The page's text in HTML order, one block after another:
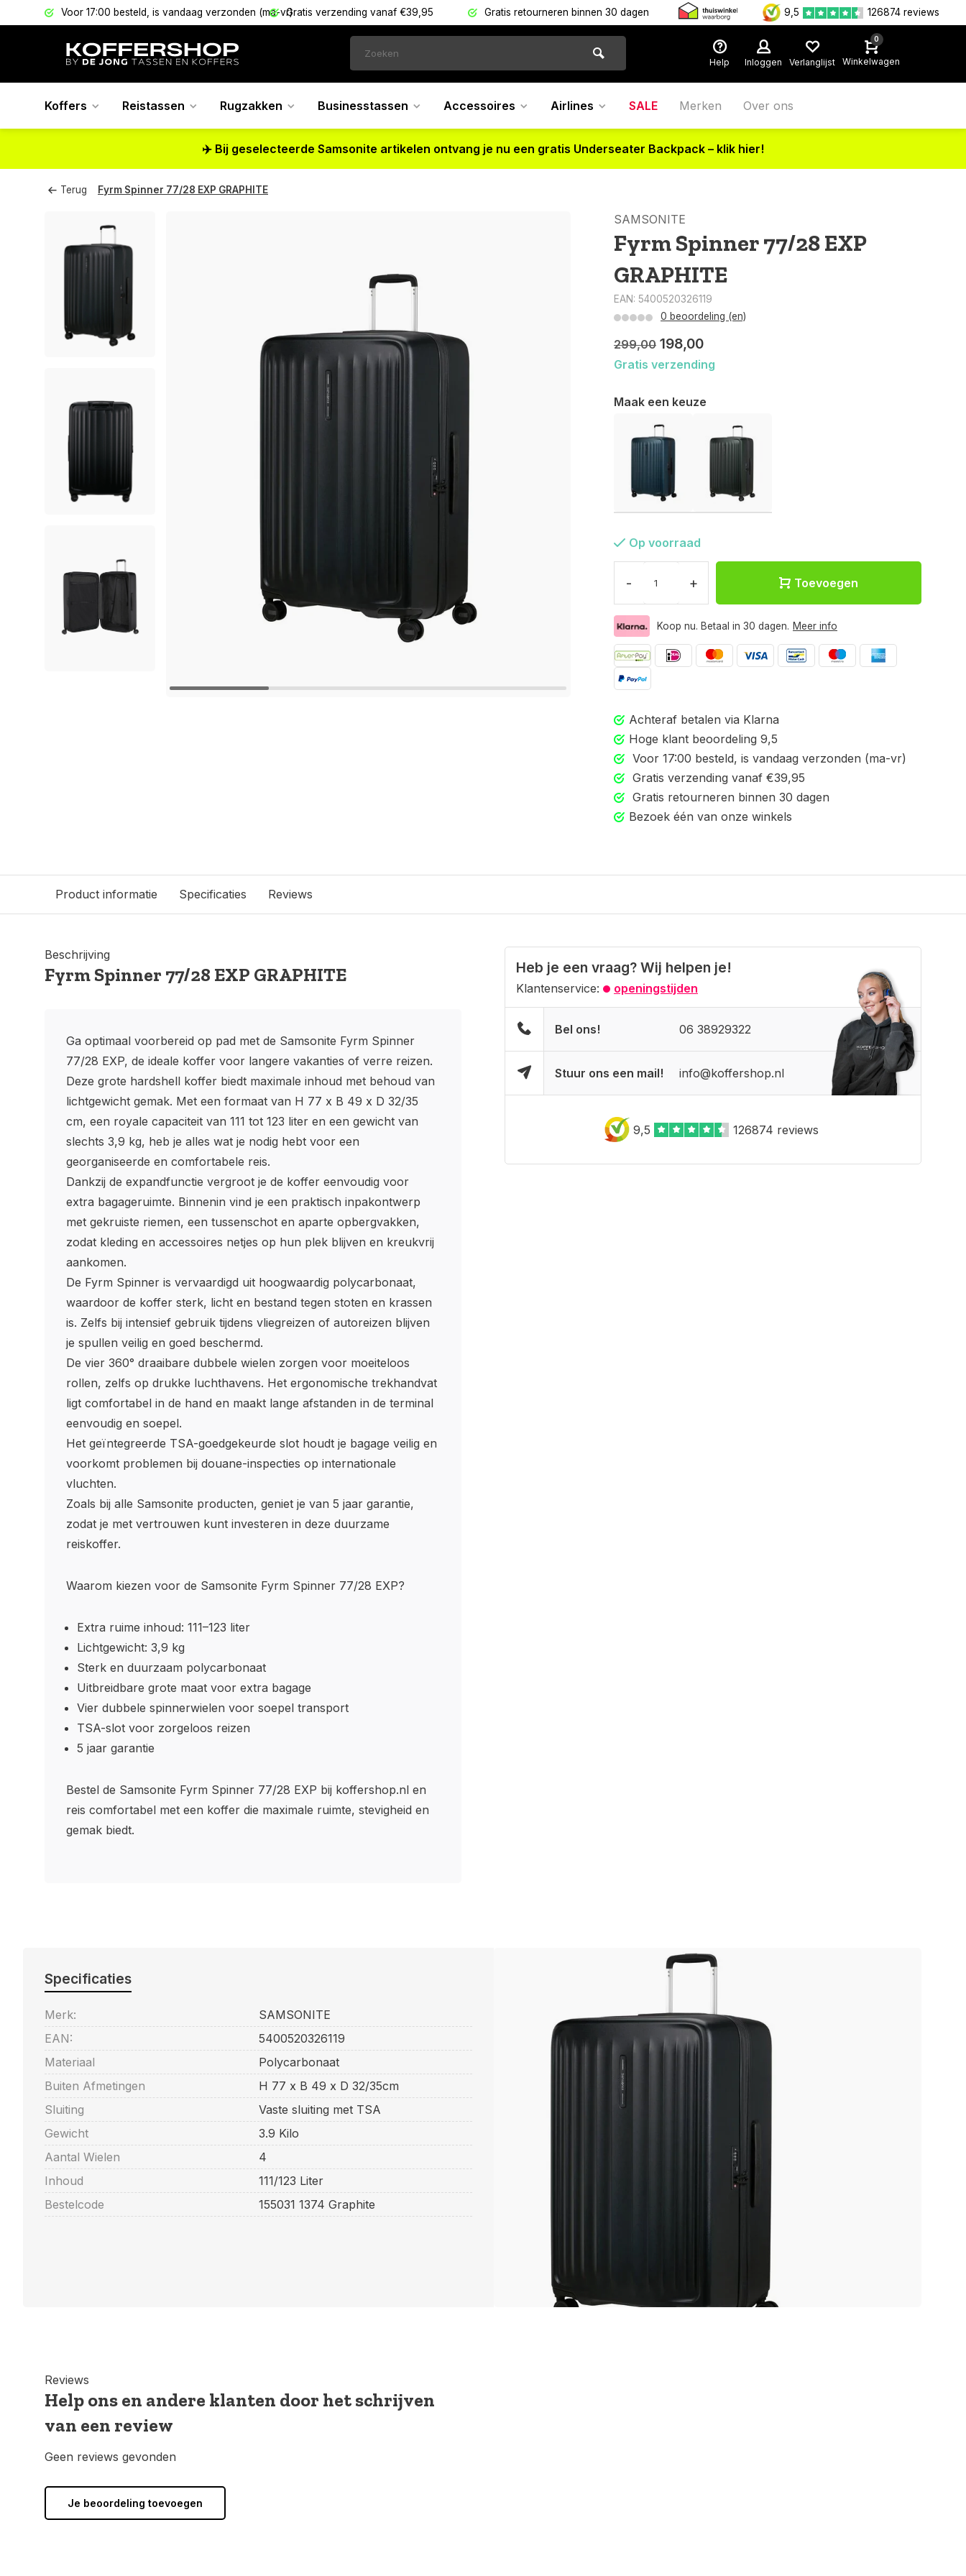
Voor 17:00 besteld, is vandaag verzonden (ma-vr)Gratis verzending vanaf €39,95 Gratis retourneren binnen 30 dagen 9,5 126874 reviews
Help Inloggen Verlanglijst
0
Winkelwagen
Koffers Reistassen Rugzakken Businesstassen Accessoires Airlines SALE Merken Over ons
✈️ Bij geselecteerde Samsonite artikelen ontvang je nu een gratis Underseater Backpack – klik hier!
Terug Fyrm Spinner 77/28 EXP GRAPHITE
SAMSONITE
Fyrm Spinner 77/28 EXP
GRAPHITE
EAN: 5400520326119
0 beoordeling (en)
299,00 198,00
Gratis verzending
Maak een keuze
Op voorraad
- + Toevoegen
Koop nu. Betaal in 30 dagen. Meer info
Achteraf betalen via Klarna
Hoge klant beoordeling 9,5
Voor 17:00 besteld, is vandaag verzonden (ma-vr)
Gratis verzending vanaf €39,95
Gratis retourneren binnen 30 dagen
Bezoek één van onze winkels
Product informatie Specificaties Reviews
Beschrijving
Fyrm Spinner 77/28 EXP GRAPHITE
Ga optimaal voorbereid op pad met de Samsonite Fyrm Spinner
77/28 EXP, de ideale koffer voor langere vakanties of verre reizen.
Deze grote hardshell koffer biedt maximale inhoud met behoud van
lichtgewicht gemak. Met een formaat van H 77 x B 49 x D 32/35
cm, een royale capaciteit van 111 tot 123 liter en een gewicht van
slechts 3,9 kg, heb je alles wat je nodig hebt voor een
georganiseerde en comfortabele reis.
Dankzij de expandfunctie vergroot je de koffer eenvoudig voor
extra bagageruimte. Binnenin vind je een praktisch inpakontwerp
met gekruiste riemen, een tussenschot en aparte opbergvakken,
zodat kleding en accessoires netjes op hun plek blijven en kreukvrij
aankomen.
De Fyrm Spinner is vervaardigd uit hoogwaardig polycarbonaat,
waardoor de koffer sterk, licht en bestand tegen stoten en krassen
is. Zelfs bij intensief gebruik tijdens vliegreizen of autoreizen blijven
je spullen veilig en goed beschermd.
De vier 360° draaibare dubbele wielen zorgen voor moeiteloos
rollen, zelfs op drukke luchthavens. Het ergonomische trekhandvat
ligt comfortabel in de hand en maakt lange afstanden in de terminal
eenvoudig en soepel.
Het geïntegreerde TSA-goedgekeurde slot houdt je bagage veilig en
voorkomt problemen bij douane-inspecties op internationale
vluchten.
Zoals bij alle Samsonite producten, geniet je van 5 jaar garantie,
zodat je met vertrouwen kunt investeren in deze duurzame
reiskoffer.
Waarom kiezen voor de Samsonite Fyrm Spinner 77/28 EXP?
Extra ruime inhoud: 111–123 liter
Lichtgewicht: 3,9 kg
Sterk en duurzaam polycarbonaat
Uitbreidbare grote maat voor extra bagage
Vier dubbele spinnerwielen voor soepel transport
TSA-slot voor zorgeloos reizen
5 jaar garantie
Bestel de Samsonite Fyrm Spinner 77/28 EXP bij koffershop.nl en
reis comfortabel met een koffer die maximale ruimte, stevigheid en
gemak biedt.
Heb je een vraag? Wij helpen je!
Klantenservice: openingstijden
Bel ons! 06 38929322
Stuur ons een mail! info@koffershop.nl
9,5 126874 reviews
Specificaties
Merk:
SAMSONITE
EAN:
5400520326119
Materiaal
Polycarbonaat
Buiten Afmetingen
H 77 x B 49 x D 32/35cm
Sluiting
Vaste sluiting met TSA
Gewicht
3.9 Kilo
Aantal Wielen
4
Inhoud
111/123 Liter
Bestelcode
155031 1374 Graphite
Reviews
Help ons en andere klanten door het schrijven
van een review
Geen reviews gevonden
Je beoordeling toevoegen